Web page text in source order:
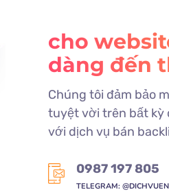
cho
dàng đến
Chúng tôi đảm bảo
tuyệt vời trên bất kỳ
với dịch vụ bán
0987 197 805
TELEGRAM: